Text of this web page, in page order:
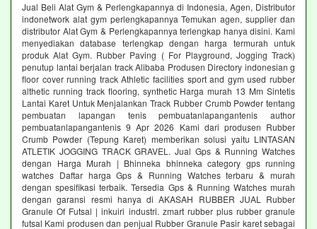
Jual Beli Alat Gym & Perlengkapannya di Indonesia, Agen, Distributor
indonetwork alat gym perlengkapannya Temukan agen, supplier dan
distributor Alat Gym & Perlengkapannya terlengkap hanya disini. Kami
menyediakan database terlengkap dengan harga termurah untuk
produk Alat Gym. Rubber Paving ( For Playground, Jogging Track)
penutup lantai berjalan track Alibaba Produsen Directory indonesian g
floor cover running track Athletic facilities sport and gym used rubber
althetic running track flooring, synthetic Harga murah 13 Mm Sintetis
Lantai Karet Untuk Menjalankan Track Rubber Crumb Powder tentang
pembuatan lapangan tenis pembuatanlapangantenis author
pembuatanlapangantenis 9 Apr 2026 Kami dari produsen Rubber
Crumb Powder (Tepung Karet) memberikan solusi yaitu LINTASAN
ATLETIK JOGGING TRACK GRAVEL. Jual Gps & Running Watches
dengan Harga Murah | Bhinneka bhinneka category gps running
watches Daftar harga Gps & Running Watches terbaru & murah
dengan spesifikasi terbaik. Tersedia Gps & Running Watches murah
dengan garansi resmi hanya di AKASAH RUBBER JUAL Rubber
Granule Of Futsal | inkuiri industri. zmart rubber plus rubber granule
futsal Kami produsen dan penjual Rubber Granule Pasir karet sebagai